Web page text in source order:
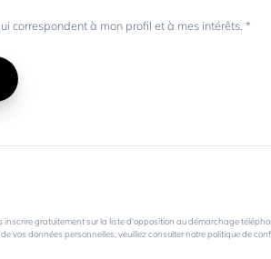
correspondent à mon profil et à mes intérêts. *
gratuitement sur la liste d'opposition au démarchage
vos données personnelles, veuillez consulter notre politique de